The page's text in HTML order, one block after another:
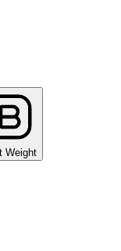
Weight